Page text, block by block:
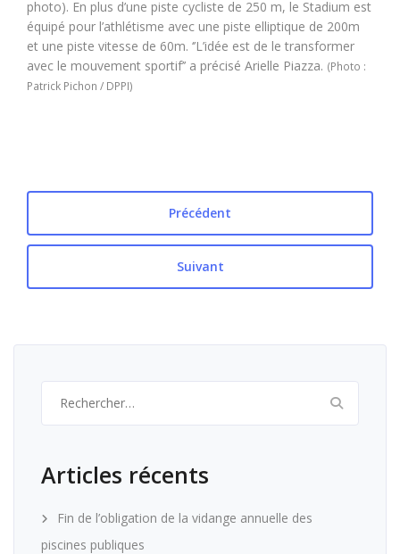
photo). En plus d’une piste cycliste de 250 m, le Stadium est
équipé pour l’athlétisme avec une piste elliptique de 200m
et une piste vitesse de 60m. ‘’L’idée est de le transformer
avec le mouvement sportif’’ a précisé Arielle Piazza. (Photo :
Patrick Pichon / DPPI)
Précédent
Suivant
Articles récents
Fin de l’obligation de la vidange annuelle des
piscines publiques